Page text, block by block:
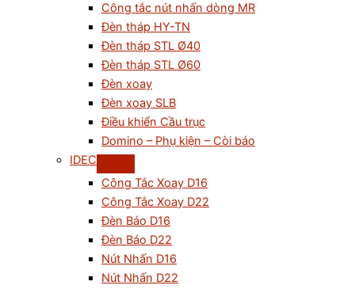
Công tắc nút nhấn dòng MR
Đèn tháp HY-TN
Đèn tháp STL Ø40
Đèn tháp STL Ø60
Đèn xoay
Đèn xoay SLB
Điều khiển Cầu trục
Domino – Phụ kiện – Còi báo
IDEC
Công Tắc Xoay D16
Công Tắc Xoay D22
Đèn Báo D16
Đèn Báo D22
Nút Nhấn D16
Nút Nhấn D22